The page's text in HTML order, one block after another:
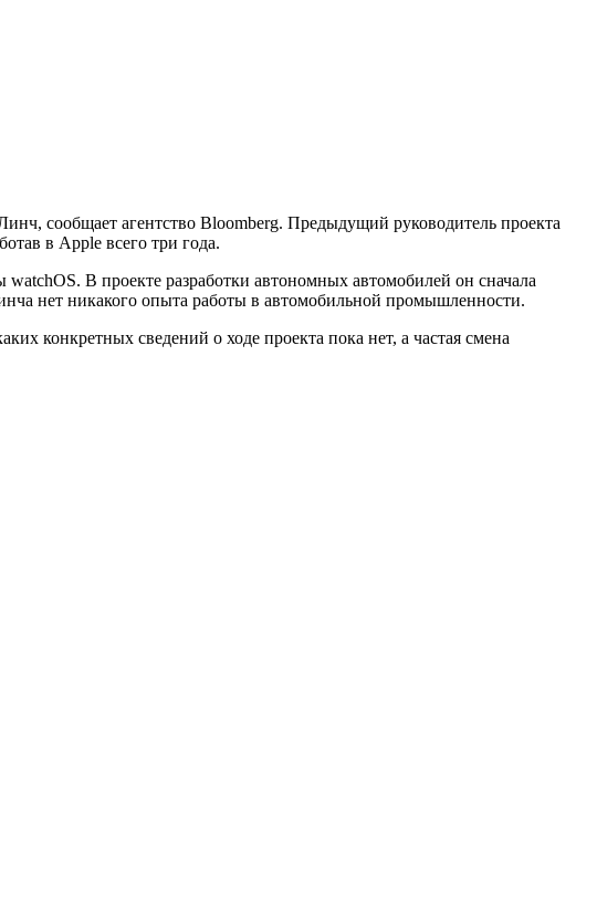
сообщает агентство Bloomberg. Предыдущий руководитель проекта
в Apple всего три года.
В проекте разработки автономных автомобилей он сначала
нет никакого опыта работы в автомобильной промышленности.
конкретных сведений о ходе проекта пока нет, а частая смена